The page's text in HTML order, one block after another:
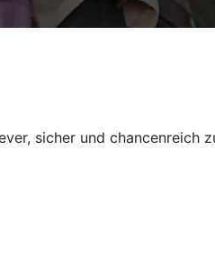
sicher und chancenreich